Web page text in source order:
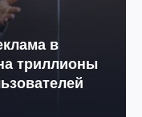
в
триллионы